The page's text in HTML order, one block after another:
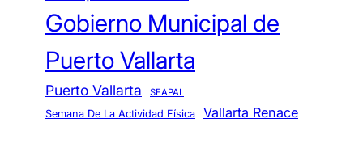
Gobierno Municipal de
Puerto Vallarta
Puerto Vallarta SEAPAL
Semana De La Actividad Física Vallarta Renace